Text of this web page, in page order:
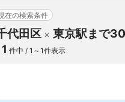
在の検索条件
代田区 東京駅まで
1 件中 / 1～1件表示